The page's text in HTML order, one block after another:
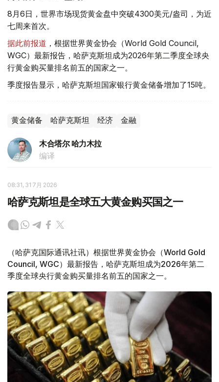
8月6日，世界市场现货黄金盘中突破4300美元/盎司，为近
七周来首次。
据此前报道 ，根据世界黄金协会（World Gold Council,
WGC）最新报告，哈萨克斯坦成为2026年第二季度全球央
行黄金购买量排名前五的国家之一。
季度报告显示，哈萨克斯坦国家银行黄金储备增加了15吨。
黄金储备 哈萨克斯坦 经济 金融
木合塔尔 哈力木拉
编译
08:31, 31 7月 2026
哈萨克斯坦是全球五大黄金购买国之一
（哈萨克国际通讯社讯）根据世界黄金协会（World Gold
Council, WGC）最新报告，哈萨克斯坦成为2026年第二
季度全球央行黄金购买量排名前五的国家之一。